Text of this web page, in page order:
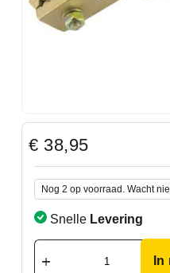
€ 38,95
Nog 2 op voorraad. Wacht
Snelle Levering